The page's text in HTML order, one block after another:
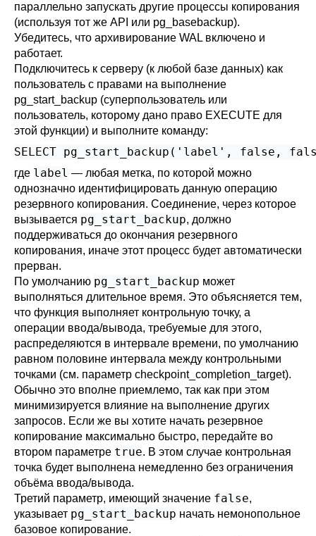
параллельно запускать другие процессы копирования
(используя тот же API или pg_basebackup).
Убедитесь, что архивирование WAL включено и
работает.
Подключитесь к серверу (к любой базе данных) как
пользователь с правами на выполнение
pg_start_backup (суперпользователь или
пользователь, которому дано право EXECUTE для
этой функции) и выполните команду:
SELECT pg_start_backup('label', false,
где label — любая метка, по которой можно
однозначно идентифицировать данную операцию
резервного копирования. Соединение, через которое
вызывается pg_start_backup, должно
поддерживаться до окончания резервного
копирования, иначе этот процесс будет автоматически
прерван.
По умолчанию pg_start_backup может
выполняться длительное время. Это объясняется тем,
что функция выполняет контрольную точку, а
операции ввода/вывода, требуемые для этого,
распределяются в интервале времени, по умолчанию
равном половине интервала между контрольными
точками (см. параметр checkpoint_completion_target).
Обычно это вполне приемлемо, так как при этом
минимизируется влияние на выполнение других
запросов. Если же вы хотите начать резервное
копирование максимально быстро, передайте во
втором параметре true. В этом случае контрольная
точка будет выполнена немедленно без ограничения
объёма ввода/вывода.
Третий параметр, имеющий значение false,
указывает pg_start_backup начать немонопольное
базовое копирование.